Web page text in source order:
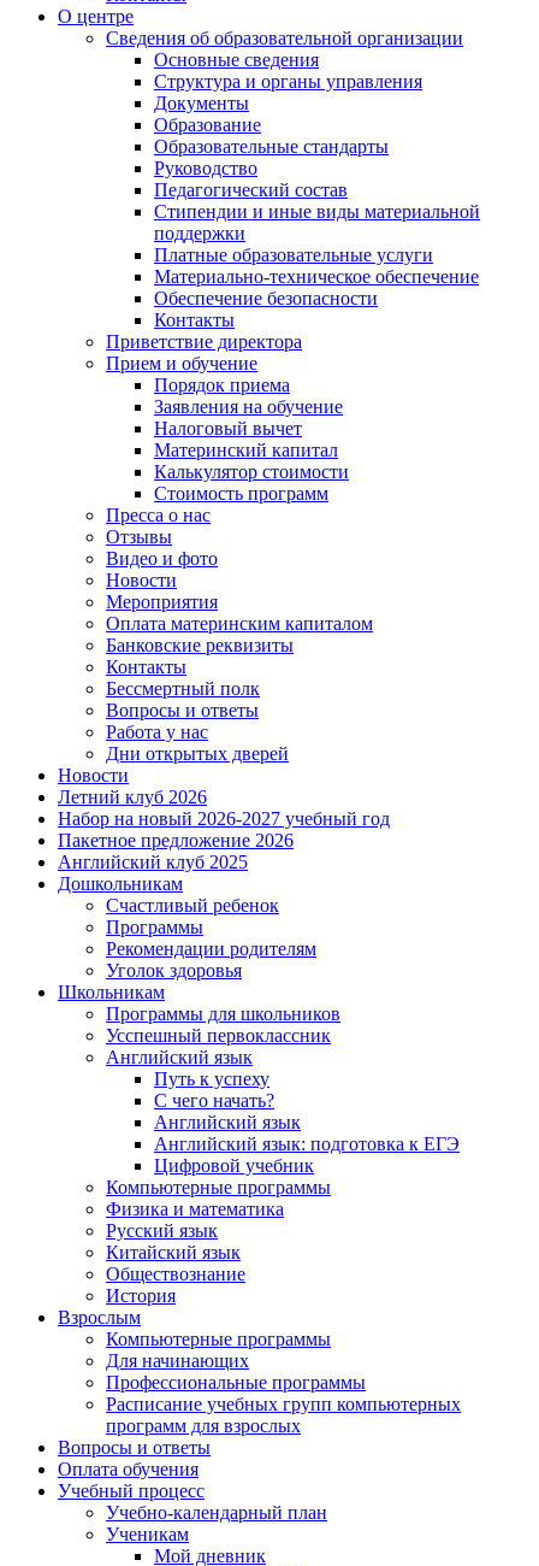
О центре
Сведения об образовательной организации
Основные сведения
Структура и органы управления
Документы
Образование
Образовательные стандарты
Руководство
Педагогический состав
Стипендии и иные виды материальной
поддержки
Платные образовательные услуги
Материально-техническое обеспечение
Обеспечение безопасности
Контакты
Приветствие директора
Прием и обучение
Порядок приема
Заявления на обучение
Налоговый вычет
Материнский капитал
Калькулятор стоимости
Стоимость программ
Пресса о нас
Отзывы
Видео и фото
Новости
Мероприятия
Оплата материнским капиталом
Банковские реквизиты
Контакты
Бессмертный полк
Вопросы и ответы
Работа у нас
Дни открытых дверей
Новости
Летний клуб 2026
Набор на новый 2026-2027 учебный год
Пакетное предложение 2026
Английский клуб 2025
Дошкольникам
Счастливый ребенок
Программы
Рекомендации родителям
Уголок здоровья
Школьникам
Программы для школьников
Усспешный первоклассник
Английский язык
Путь к успеху
С чего начать?
Английский язык
Английский язык: подготовка к ЕГЭ
Цифровой учебник
Компьютерные программы
Физика и математика
Русский язык
Китайский язык
Обществознание
История
Взрослым
Компьютерные программы
Для начинающих
Профессиональные программы
Расписание учебных групп компьютерных
программ для взрослых
Вопросы и ответы
Оплата обучения
Учебный процесс
Учебно-календарный план
Ученикам
Мой дневник